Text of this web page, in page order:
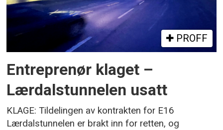
PROFF
Entreprenør klaget –
Lærdalstunnelen usatt
KLAGE: Tildelingen av kontrakten for E16
Lærdalstunnelen er brakt inn for retten, og